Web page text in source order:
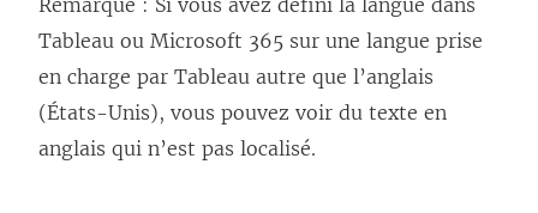
Remarque : Si vous avez défini la langue dans
Tableau ou Microsoft 365 sur une langue prise
en charge par Tableau autre que l’anglais
(États-Unis), vous pouvez voir du texte en
anglais qui n’est pas localisé.